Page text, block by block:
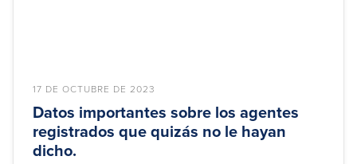
17 DE OCTUBRE DE 2023
Datos importantes sobre los agentes
registrados que quizás no le hayan
dicho.